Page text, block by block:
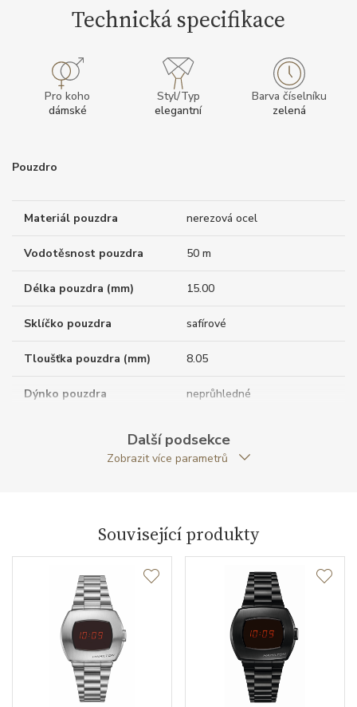
Technická specifikace
Pro koho
dámské
Styl/Typ
elegantní
Barva číselníku
zelená
Pouzdro
Materiál pouzdra nerezová ocel
Vodotěsnost pouzdra 50 m
Délka pouzdra (mm) 15.00
Sklíčko pouzdra safírové
Tloušťka pouzdra (mm) 8.05
Dýnko pouzdra neprůhledné
Šířka pouzdra (mm) 19.00
Kalibr strojku
Datumovka
Další podsekce
Zobrazit více parametrů
Související produkty